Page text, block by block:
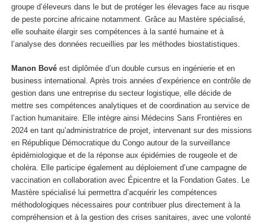
groupe d’éleveurs dans le but de protéger les élevages face au risque
de peste porcine africaine notamment. Grâce au Mastère spécialisé,
elle souhaite élargir ses compétences à la santé humaine et à
l’analyse des données recueillies par les méthodes biostatistiques.
Manon Bové est diplômée d’un double cursus en ingénierie et en
business international. Après trois années d’expérience en contrôle de
gestion dans une entreprise du secteur logistique, elle décide de
mettre ses compétences analytiques et de coordination au service de
l’action humanitaire. Elle intègre ainsi Médecins Sans Frontières en
2024 en tant qu’administratrice de projet, intervenant sur des missions
en République Démocratique du Congo autour de la surveillance
épidémiologique et de la réponse aux épidémies de rougeole et de
choléra. Elle participe également au déploiement d’une campagne de
vaccination en collaboration avec Épicentre et la Fondation Gates. Le
Mastère spécialisé lui permettra d’acquérir les compétences
méthodologiques nécessaires pour contribuer plus directement à la
compréhension et à la gestion des crises sanitaires, avec une volonté